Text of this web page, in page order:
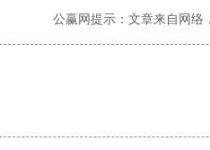
公赢网提示：文章来自网络